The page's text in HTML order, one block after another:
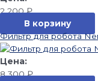
2 200₽
В корзину
Фильтр для робота
8 300₽